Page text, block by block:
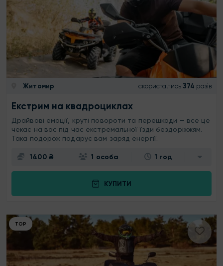
Житомир скористались 374 разів
Екстрим на квадроциклах
Драйвові емоції, круті повороти та перешкоди — все це
чекає на вас під час екстремальної їзди бездоріжжям.
Така подорож подарує вам заряд енергії.
1400 ₴ 1 особа 1 год
КУПИТИ
ТОР